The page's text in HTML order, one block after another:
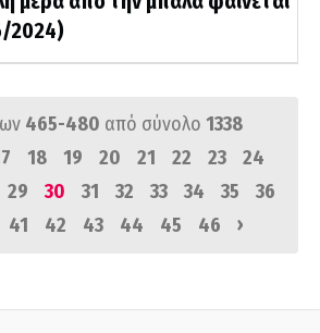
2024)
465-480 από σύνολο 1338
18 19 20 21 22 23
24
29 30 31 32 33 34 35
36
41 42 43 44 45 46 ›